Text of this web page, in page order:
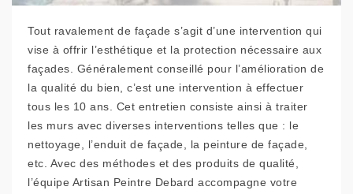
Tout ravalement de façade s’agit d’une intervention qui
vise à offrir l’esthétique et la protection nécessaire aux
façades. Généralement conseillé pour l’amélioration de
la qualité du bien, c’est une intervention à effectuer
tous les 10 ans. Cet entretien consiste ainsi à traiter
les murs avec diverses interventions telles que : le
nettoyage, l’enduit de façade, la peinture de façade,
etc. Avec des méthodes et des produits de qualité,
l’équipe Artisan Peintre Debard accompagne votre